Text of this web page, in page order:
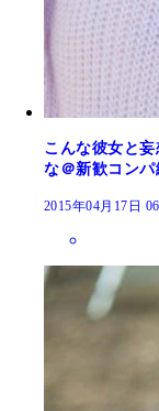
こんな彼女と
な＠新歓コンパ
2015年04月17日